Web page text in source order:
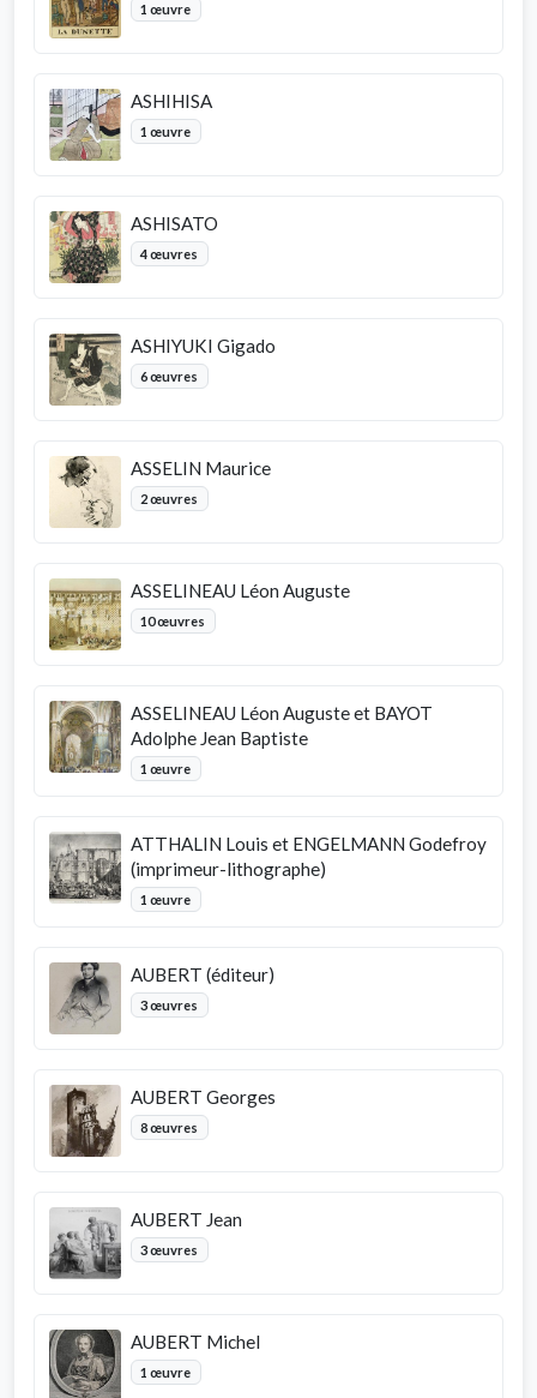
1 œuvre
ASHIHISA
1 œuvre
ASHISATO
4 œuvres
ASHIYUKI Gigado
6 œuvres
ASSELIN Maurice
2 œuvres
ASSELINEAU Léon Auguste
10 œuvres
ASSELINEAU Léon Auguste et BAYOT
Adolphe Jean Baptiste
1 œuvre
ATTHALIN Louis et ENGELMANN Godefroy
(imprimeur-lithographe)
1 œuvre
AUBERT (éditeur)
3 œuvres
AUBERT Georges
8 œuvres
AUBERT Jean
3 œuvres
AUBERT Michel
1 œuvre